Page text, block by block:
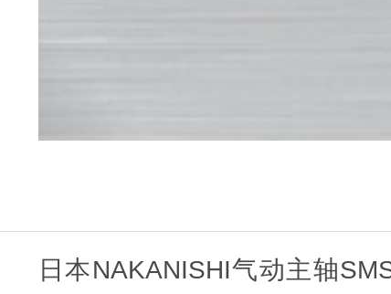
日本NAKANISHI气动主轴